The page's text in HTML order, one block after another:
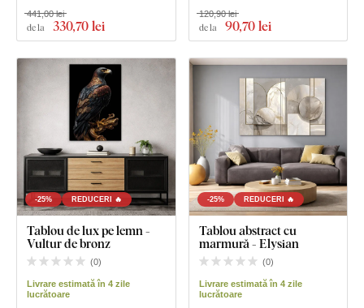
de la 330,70 lei
441,00 lei
de la 90,70 lei
120,90 lei
-25% REDUCERI 🔥
Tablou de lux pe lemn -
Vultur de bronz
(0)
Livrare estimată în 4 zile
lucrătoare
-25% REDUCERI 🔥
Tablou abstract cu
marmură - Elysian
(0)
Livrare estimată în 4 zile
lucrătoare